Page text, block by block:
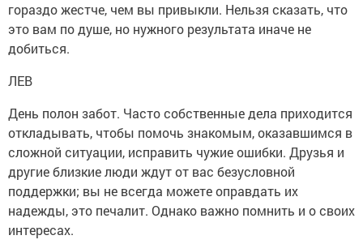
гораздо жестче, чем вы привыкли. Нельзя сказать, что
это вам по душе, но нужного результата иначе не
добиться.
ЛЕВ
День полон забот. Часто собственные дела приходится
откладывать, чтобы помочь знакомым, оказавшимся в
сложной ситуации, исправить чужие ошибки. Друзья и
другие близкие люди ждут от вас безусловной
поддержки; вы не всегда можете оправдать их
надежды, это печалит. Однако важно помнить и о своих
интересах.